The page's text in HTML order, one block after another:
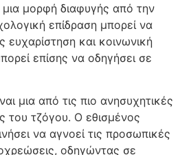
μορφή διαφυγής από την
επίδραση μπορεί να
ευχαρίστηση και κοινωνική
επίσης να οδηγήσει σε
μια από τις πιο ανησυχητικές
του τζόγου. Ο εθισμένος
να αγνοεί τις προσωπικές
οδηγώντας σε